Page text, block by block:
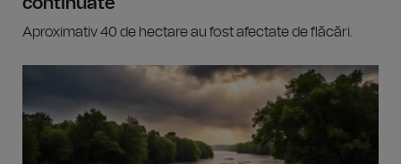
Aproximativ 40 de hectare au fost afectate de flăcări.